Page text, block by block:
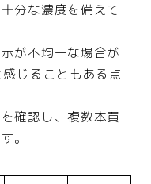
分な濃度を備えて
が不均一な場合が
じることもある点
確認し、複数本買
。